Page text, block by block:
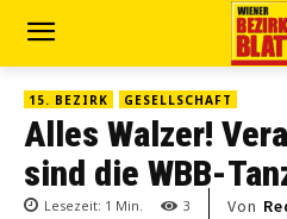
15. BEZIRK GESELLSCHAFT
Alles Walzer!
sind die WBB-
Lesezeit: 1 Min. 3 Von